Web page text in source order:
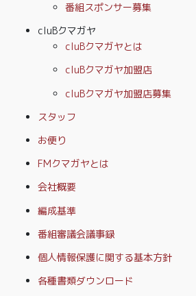
番組スポンサー募集
cluBクマガヤ
cluBクマガヤとは
cluBクマガヤ加盟店
cluBクマガヤ加盟店募集
スタッフ
お便り
FMクマガヤとは
会社概要
編成基準
番組審議会議事録
個人情報保護に関する基本方針
各種書類ダウンロード